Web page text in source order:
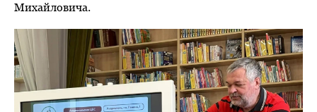
Михайловича.